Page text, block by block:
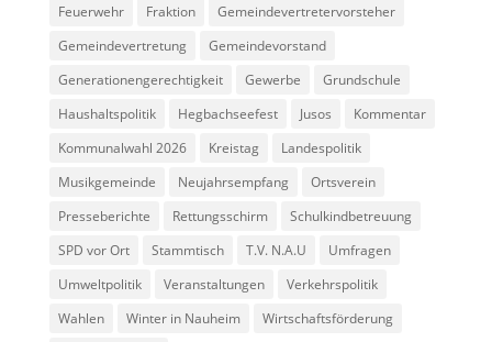
Feuerwehr
Fraktion
Gemeindevertretervorsteher
Gemeindevertretung
Gemeindevorstand
Generationengerechtigkeit
Gewerbe
Grundschule
Haushaltspolitik
Hegbachseefest Jusos
Kommentar
Kommunalwahl 2026
Kreistag
Landespolitik
Musikgemeinde
Neujahrsempfang
Ortsverein
Presseberichte
Rettungsschirm
Schulkindbetreuung
SPD vor Ort
Stammtisch T.V. N.A.U
Umfragen
Umweltpolitik
Veranstaltungen
Verkehrspolitik
Wahlen
Winter in Nauheim
Wirtschaftsförderung